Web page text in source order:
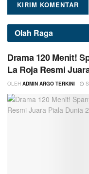
Olah Raga
Drama 120 Menit!
La Roja Resmi
OLEH ADMIN ARGO TERKINI